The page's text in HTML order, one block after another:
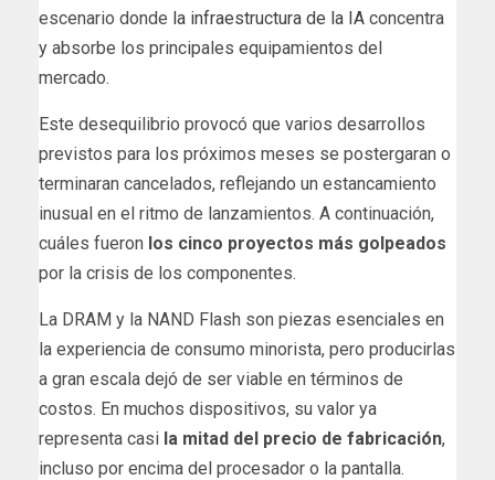
escenario donde la infraestructura de la IA concentra
y absorbe los principales equipamientos del
mercado.
Este desequilibrio provocó que varios desarrollos
previstos para los próximos meses se postergaran o
terminaran cancelados, reflejando un estancamiento
inusual en el ritmo de lanzamientos. A continuación,
cuáles fueron los cinco proyectos más golpeados
por la crisis de los componentes.
La DRAM y la NAND Flash son piezas esenciales en
la experiencia de consumo minorista, pero producirlas
a gran escala dejó de ser viable en términos de
costos. En muchos dispositivos, su valor ya
representa casi la mitad del precio de fabricación,
incluso por encima del procesador o la pantalla.